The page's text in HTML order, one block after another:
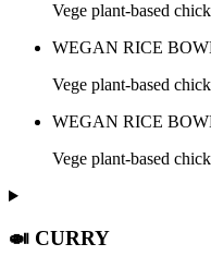
Vege plant-based
WEGAN RICE
Vege plant-based
WEGAN RICE
Vege plant-based
🍛 CURRY